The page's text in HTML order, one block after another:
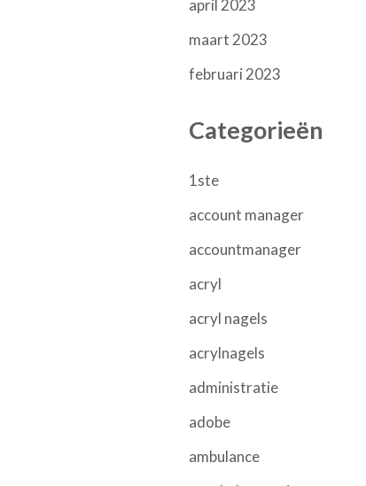
april 2023
maart 2023
februari 2023
Categorieën
1ste
account manager
accountmanager
acryl
acryl nagels
acrylnagels
administratie
adobe
ambulance